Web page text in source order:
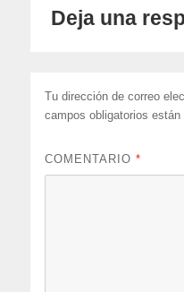
Deja una
Tu dirección de correo
campos obligatorios
COMENTARIO*